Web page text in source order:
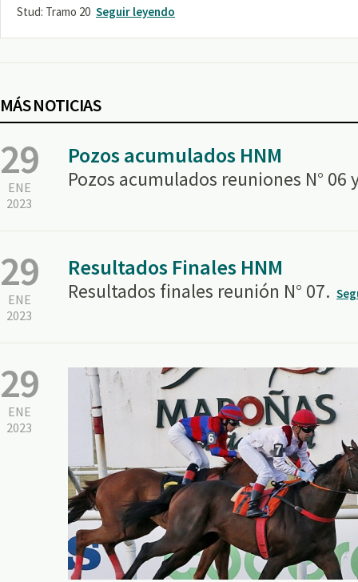
Stud: Tramo 20 Seguir leyendo
MÁS NOTICIAS
29
ENE
2023
Pozos acumulados HNM
Pozos acumulados reuniones N° 06
29
ENE
2023
Resultados Finales HNM
Resultados finales reunión N° 07.
29
ENE
2023